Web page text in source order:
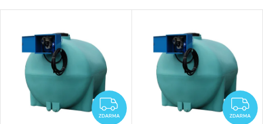
a
Abecedně
ZDARMA
ZDARMA ZDARMA